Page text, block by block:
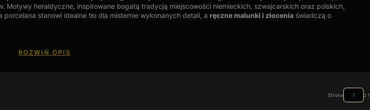
heraldyczne, inspirowane bogatą tradycją miejscowości niemieckich, szwajcarskich oraz polskich,
stanowi idealne tło dla misternie wykonanych detali, a ręczne malunki i złocenia świadczą o
lub widokiem miast to
ROZWIŃ OPIS
Strona z 1